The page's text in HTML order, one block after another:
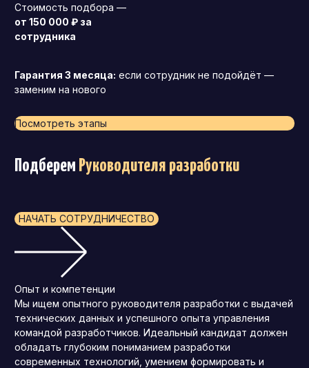
Стоимость подбора —
от 150 000 ₽ за
сотрудника
Гарантия 3 месяца: если сотрудник не подойдёт —
заменим на нового
Посмотреть этапы
Подберем Руководителя разработки
НАЧАТЬ СОТРУДНИЧЕСТВО
Опыт и компетенции
Мы ищем опытного руководителя разработки с выдачей
технических данных и успешного опыта управления
командой разработчиков. Идеальный кандидат должен
обладать глубоким пониманием разработки
современных технологий, умением формировать и